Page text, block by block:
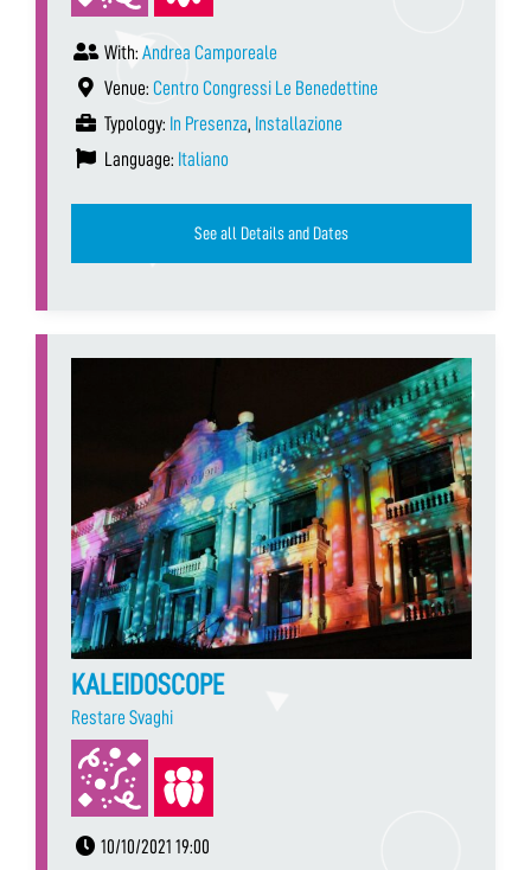
With: Andrea Camporeale
Venue: Centro Congressi Le Benedettine
Typology: In Presenza, Installazione
Language: Italiano
See all Details and Dates
KALEIDOSCOPE
Restare Svaghi
10/10/2021 19:00